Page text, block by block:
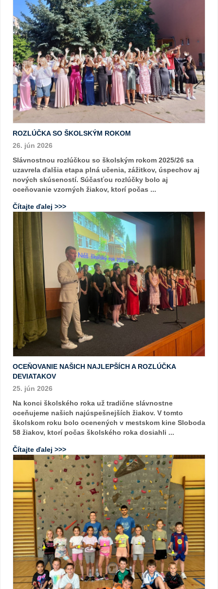
ROZLÚČKA SO ŠKOLSKÝM ROKOM
26. jún 2026
Slávnostnou rozlúčkou so školským rokom 2025/26 sa
uzavrela ďalšia etapa plná učenia, zážitkov, úspechov aj
nových skúseností. Súčasťou rozlúčky bolo aj
oceňovanie vzorných žiakov, ktorí počas ...
Čítajte ďalej >>>
OCEŇOVANIE NAŠICH NAJLEPŠÍCH A ROZLÚČKA
DEVIATAKOV
25. jún 2026
Na konci školského roka už tradične slávnostne
oceňujeme našich najúspešnejších žiakov. V tomto
školskom roku bolo ocenených v mestskom kine Sloboda
58 žiakov, ktorí počas školského roka dosiahli ...
Čítajte ďalej >>>